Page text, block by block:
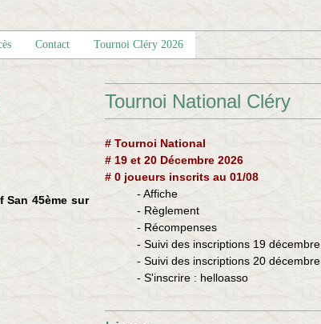
Contact Tournoi Cléry 2026
San 45ème sur
Tournoi National Cléry
# Tournoi National
# 19 et 20 Décembre 2026
# 0 joueurs inscrits au 01/08
- Affiche
- Règlement
- Récompenses
- Suivi des inscriptions 19 décembre
- Suivi des inscriptions 20 décembre
- S'inscrire : helloasso